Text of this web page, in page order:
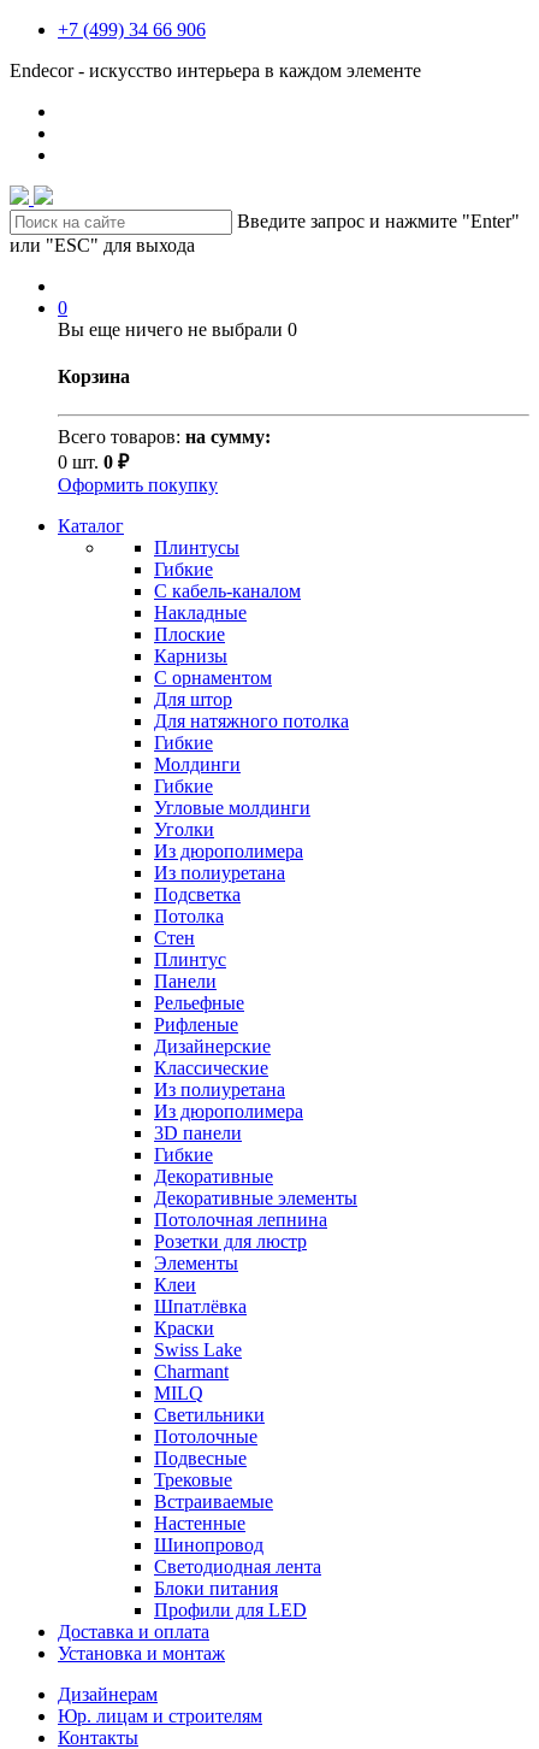
+7 (499) 34 66 906
Endecor - искусство интерьера в каждом элементе
Введите запрос и нажмите "Enter"
или "ESC" для выхода
0
Вы еще ничего не выбрали 0
Корзина
Всего товаров: на сумму:
0 шт. 0 ₽
Оформить покупку
Каталог
Плинтусы
Гибкие
C кабель-каналом
Накладные
Плоские
Карнизы
С орнаментом
Для штор
Для натяжного потолка
Гибкие
Молдинги
Гибкие
Угловые молдинги
Уголки
Из дюрополимера
Из полиуретана
Подсветка
Потолка
Стен
Плинтус
Панели
Рельефные
Рифленые
Дизайнерские
Классические
Из полиуретана
Из дюрополимера
3D панели
Гибкие
Декоративные
Декоративные элементы
Потолочная лепнина
Розетки для люстр
Элементы
Клеи
Шпатлёвка
Краски
Swiss Lake
Charmant
MILQ
Светильники
Потолочные
Подвесные
Трековые
Встраиваемые
Настенные
Шинопровод
Светодиодная лента
Блоки питания
Профили для LED
Доставка и оплата
Установка и монтаж
Дизайнерам
Юр. лицам и строителям
Контакты